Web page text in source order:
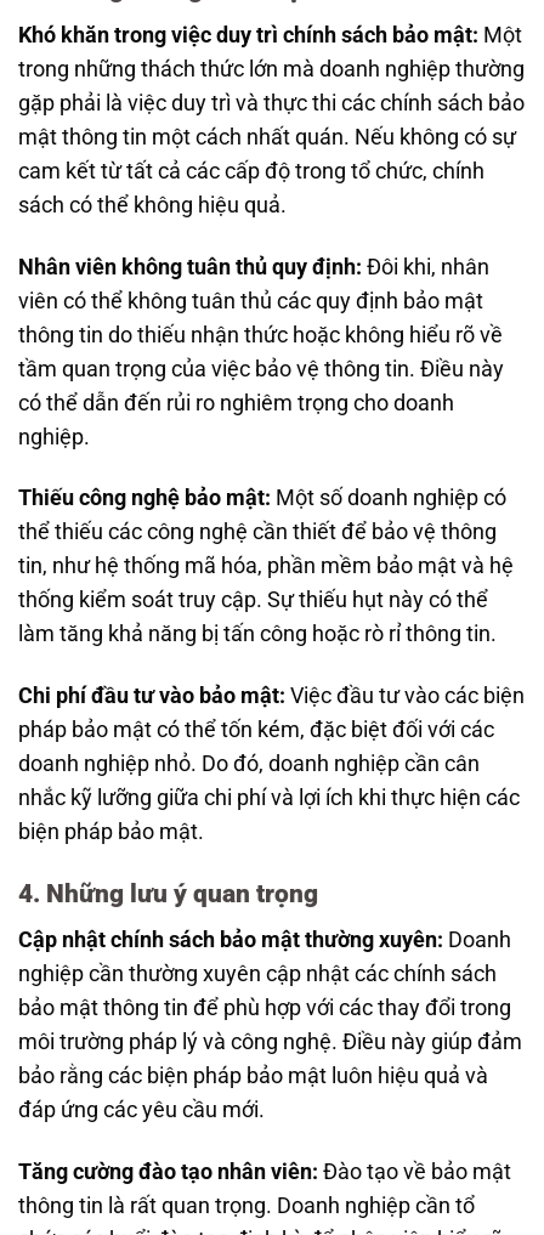
Khó khăn trong việc duy trì chính sách bảo mật: Một
trong những thách thức lớn mà doanh nghiệp thường
gặp phải là việc duy trì và thực thi các chính sách bảo
mật thông tin một cách nhất quán. Nếu không có sự
cam kết từ tất cả các cấp độ trong tổ chức, chính
sách có thể không hiệu quả.
Nhân viên không tuân thủ quy định: Đôi khi, nhân
viên có thể không tuân thủ các quy định bảo mật
thông tin do thiếu nhận thức hoặc không hiểu rõ về
tầm quan trọng của việc bảo vệ thông tin. Điều này
có thể dẫn đến rủi ro nghiêm trọng cho doanh
nghiệp.
Thiếu công nghệ bảo mật: Một số doanh nghiệp có
thể thiếu các công nghệ cần thiết để bảo vệ thông
tin, như hệ thống mã hóa, phần mềm bảo mật và hệ
thống kiểm soát truy cập. Sự thiếu hụt này có thể
làm tăng khả năng bị tấn công hoặc rò rỉ thông tin.
Chi phí đầu tư vào bảo mật: Việc đầu tư vào các biện
pháp bảo mật có thể tốn kém, đặc biệt đối với các
doanh nghiệp nhỏ. Do đó, doanh nghiệp cần cân
nhắc kỹ lưỡng giữa chi phí và lợi ích khi thực hiện các
biện pháp bảo mật.
4. Những lưu ý quan trọng
Cập nhật chính sách bảo mật thường xuyên: Doanh
nghiệp cần thường xuyên cập nhật các chính sách
bảo mật thông tin để phù hợp với các thay đổi trong
môi trường pháp lý và công nghệ. Điều này giúp đảm
bảo rằng các biện pháp bảo mật luôn hiệu quả và
đáp ứng các yêu cầu mới.
Tăng cường đào tạo nhân viên: Đào tạo về bảo mật
thông tin là rất quan trọng. Doanh nghiệp cần tổ